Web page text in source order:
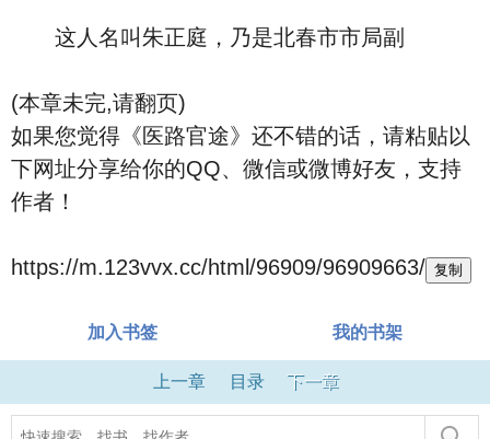
这人名叫朱正庭，乃是北春市市局副
(本章未完,请翻页)
如果您觉得《医路官途》还不错的话，请粘贴以
下网址分享给你的QQ、微信或微博好友，支持
作者！
https://m.123vvx.cc/html/96909/96909663/ 复制
加入书签 我的书架
上一章 目录 下一章